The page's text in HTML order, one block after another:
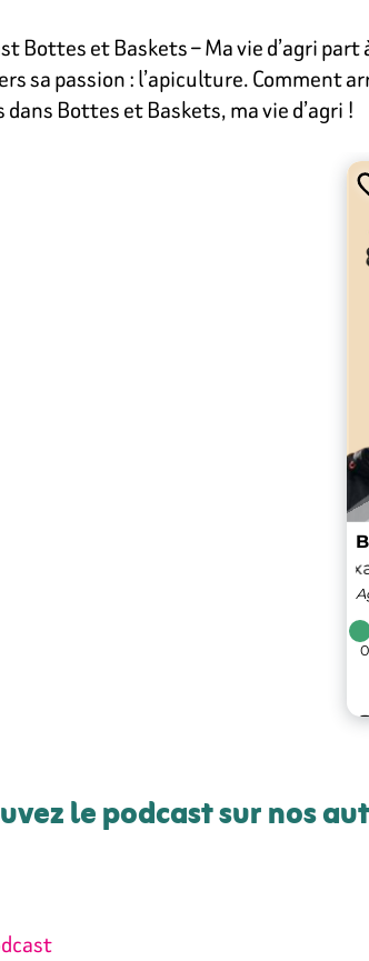
Bottes et Baskets – Ma vie d’agri
sa passion : l’apiculture. Comment
dans Bottes et Baskets, ma vie d’agri !
le podcast sur nos